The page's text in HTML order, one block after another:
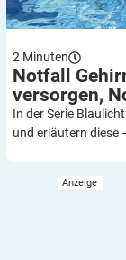
2 Minuten
Notfall
versorgen,
In der Serie
und erläutern diese